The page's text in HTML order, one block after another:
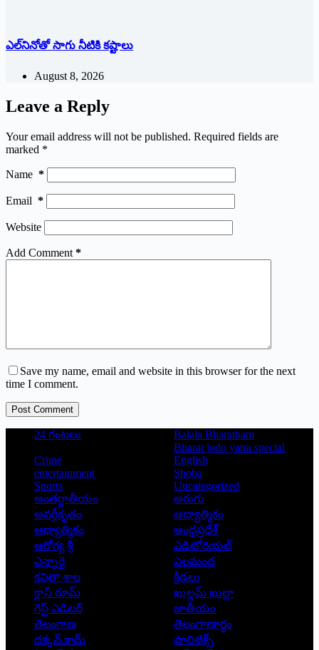
ఎల్‌నినోతో సాగు నీటికి కష్టాలు
August 8, 2026
Leave a Reply
Your email address will not be published. Required fields are
marked *
Name *
Email *
Website
Add Comment *
Save my name, email and website in this browser for the next
time I comment.
Post Comment
24 గంటలు
Balala Bharatham
Bharat jodo yatra special
Crime
English
entertainment
Shoba
Sports
Uncategorized
అంతర్జాతీయం
అరుగు
అవర్గీకృతం
ఆద్యాత్మికం
ఆధ్యాత్మికం
ఆంధ్రప్రదేశ్
ఆరోగ్య శ్రీ
ఎడిటోరియల్
ఎన్నారై
ఎలమంద
కవితా శాల
క్రీడలు
క్లాస్ రూమ్
ఖుల్లమ్ ఖుల్లా
గెస్ట్ ఎడిటర్
జాతీయం
తెలంగాణ
తెలంగాణార్థం
దక్కన్.కామ్
పాలిటిక్స్